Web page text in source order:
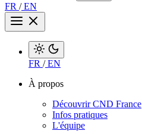
FR /EN
FR /EN
À propos
Découvrir CND France
Infos pratiques
L'équipe